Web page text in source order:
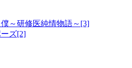
～研修医純情物語～[3]
ズ[2]